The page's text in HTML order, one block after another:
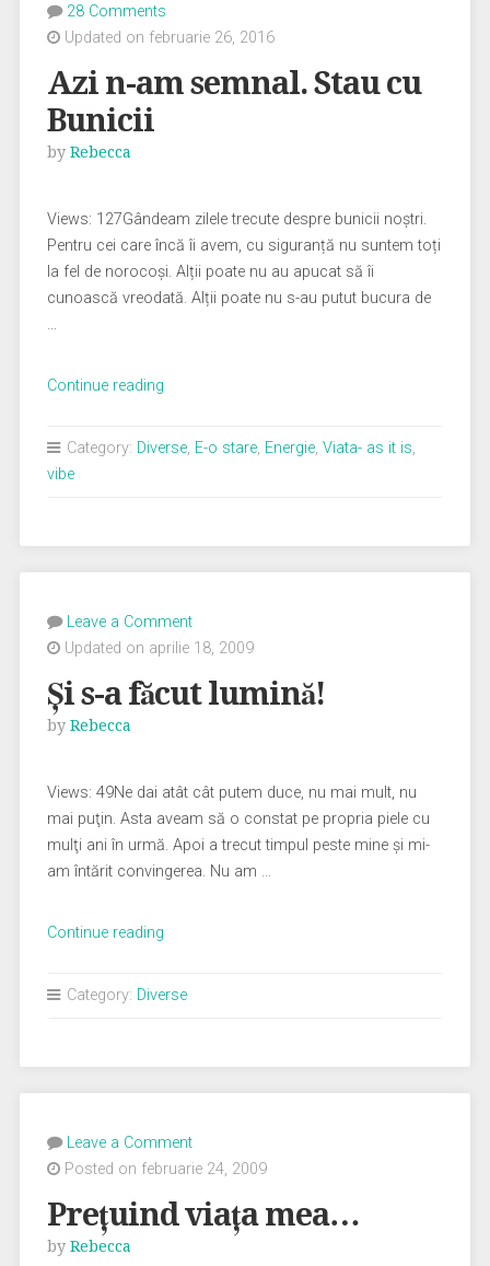
28 Comments
Updated on februarie 26, 2016
Azi n-am semnal. Stau cu
Bunicii
by Rebecca
Views: 127Gândeam zilele trecute despre bunicii noștri.
Pentru cei care încă îi avem, cu siguranță nu suntem toți
la fel de norocoși. Alții poate nu au apucat să îi
cunoască vreodată. Alții poate nu s-au putut bucura de
…
Continue reading„Azi
Bunicii”
Category: Diverse, E-o stare, Energie, Viata- as it is,
vibe
Leave a Comment
Updated on aprilie 18, 2009
Şi s-a făcut lumină!
by Rebecca
Views: 49Ne dai atât cât putem duce, nu mai mult, nu
mai puţin. Asta aveam să o constat pe propria piele cu
mulţi ani în urmă. Apoi a trecut timpul peste mine şi mi-
am întărit convingerea. Nu am …
Continue reading„Şi
Category: Diverse
Leave a Comment
Posted on februarie 24, 2009
Preţuind viaţa mea…
by Rebecca